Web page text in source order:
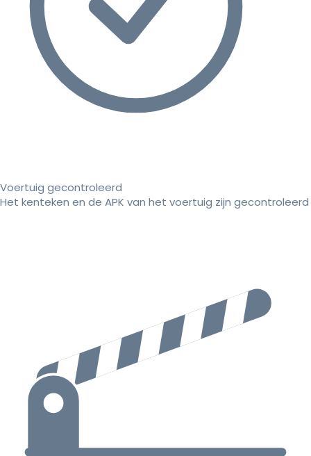
Voertuig gecontroleerd
Het kenteken en de APK van het voertuig zijn gecontroleerd